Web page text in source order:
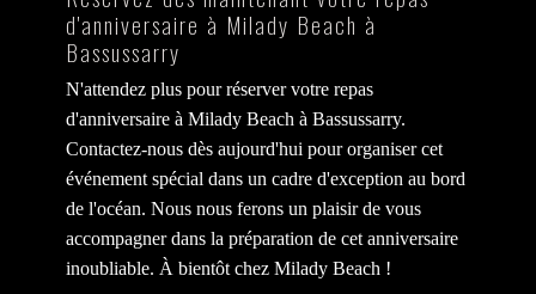
d'anniversaire à Milady Beach à
Bassussarry
N'attendez plus pour réserver votre repas
d'anniversaire à Milady Beach à Bassussarry.
Contactez-nous dès aujourd'hui pour organiser cet
événement spécial dans un cadre d'exception au bord
de l'océan. Nous nous ferons un plaisir de vous
accompagner dans la préparation de cet anniversaire
inoubliable. À bientôt chez Milady Beach !